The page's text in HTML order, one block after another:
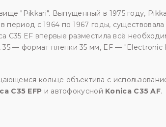
"Pikkari". Выпущенный в 1975 году,
с 1964 по 1967 годы,
C35 EF впервые разместила всё
— формат пленки 35 мм, EF — "Electronic
кольце объектива с
C35 EFP и автофокусной Konica C35 AF.